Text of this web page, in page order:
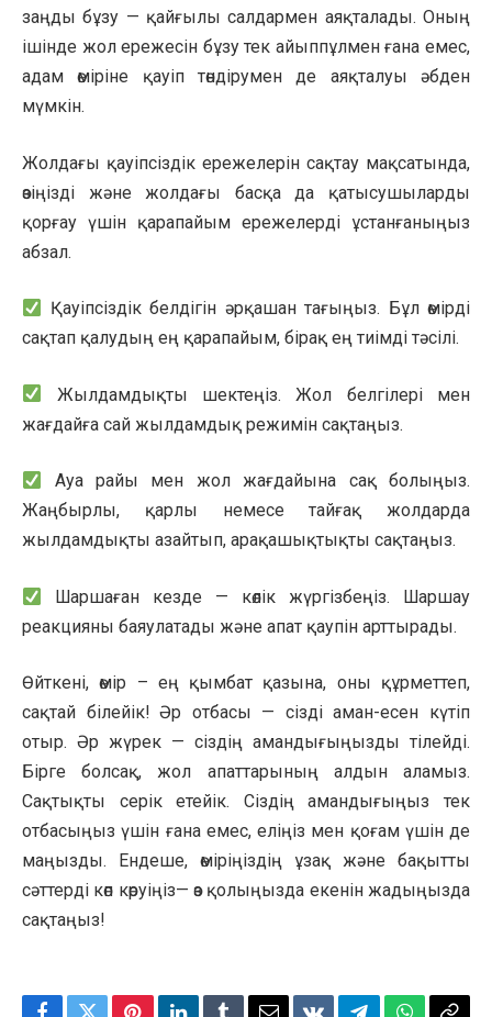
заңды бұзу — қайғылы салдармен аяқталады. Оның
ішінде жол ережесін бұзу тек айыппұлмен ғана емес,
адам өміріне қауіп төндірумен де аяқталуы әбден
мүмкін.
Жолдағы қауіпсіздік ережелерін сақтау мақсатында,
өзіңізді және жолдағы басқа да қатысушыларды
қорғау үшін қарапайым ережелерді ұстанғаныңыз
абзал.
Қауіпсіздік белдігін әрқашан тағыңыз. Бұл өмірді
сақтап қалудың ең қарапайым, бірақ ең тиімді тәсілі.
Жылдамдықты шектеңіз. Жол белгілері мен
жағдайға сай жылдамдық режимін сақтаңыз.
Ауа райы мен жол жағдайына сақ болыңыз.
Жаңбырлы, қарлы немесе тайғақ жолдарда
жылдамдықты азайтып, арақашықтықты сақтаңыз.
Шаршаған кезде — көлік жүргізбеңіз. Шаршау
реакцияны баяулатады және апат қаупін арттырады.
Өйткені, өмір – ең қымбат қазына, оны құрметтеп,
сақтай білейік! Әр отбасы — сізді аман-есен күтіп
отыр. Әр жүрек — сіздің амандығыңызды тілейді.
Бірге болсақ, жол апаттарының алдын аламыз.
Сақтықты серік етейік. Сіздің амандығыңыз тек
отбасыңыз үшін ғана емес, еліңіз мен қоғам үшін де
маңызды. Ендеше, өміріңіздің ұзақ және бақытты
сәттерді көп көруіңіз— өз қолыңызда екенін жадыңызда
сақтаңыз!